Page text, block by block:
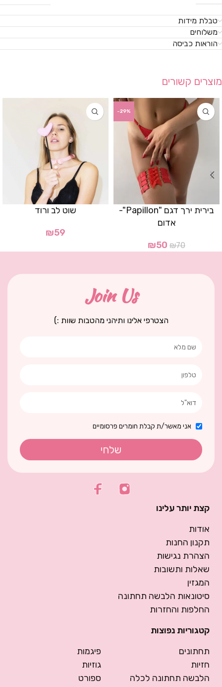
טבלת מידות
משלוחים
הוראות כביסה
מוצרים קשורים
-29%
בירית ירך דגם "Papillon"-
אדום
₪70
₪50
שוט לב ורוד
₪59
Join Us
הצטרפי אלינו ותיהני מהטבות שוות :)
אני מאשר/ת קבלת חומרים פרסומיים
שלחי
קצת יותר עלינו
אודות
תקנון החנות
הצהרת נגישות
שאלות ותשובות
המגזין
סיטונאות הלבשה תחתונה
החלפות והחזרות
קטגוריות נפוצות
תחתונים
חזיות
הלבשה תחתונה לכלה
פיגמות
גוזיות
ספורט